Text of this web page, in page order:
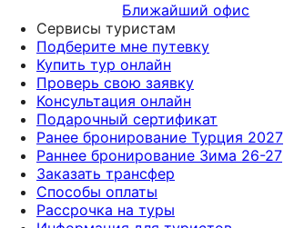
Ближайший офис
Сервисы туристам
Подберите мне путевку
Купить тур онлайн
Проверь свою заявку
Консультация онлайн
Подарочный сертификат
Ранее бронирование Турция 2027
Раннее бронирование Зима 26-27
Заказать трансфер
Способы оплаты
Рассрочка на туры